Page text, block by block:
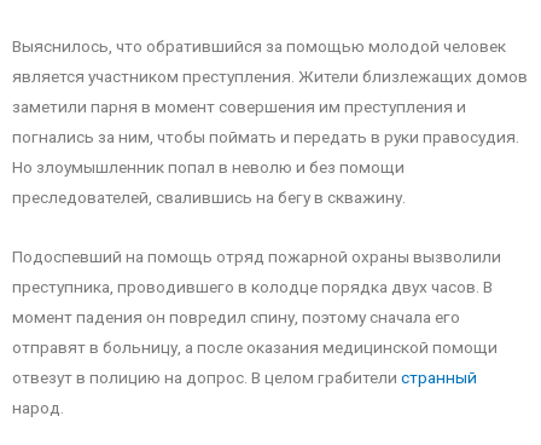
Выяснилось, что обратившийся за помощью молодой человек
является участником преступления. Жители близлежащих домов
заметили парня в момент совершения им преступления и
погнались за ним, чтобы поймать и передать в руки правосудия.
Но злоумышленник попал в неволю и без помощи
преследователей, свалившись на бегу в скважину.
Подоспевший на помощь отряд пожарной охраны вызволили
преступника, проводившего в колодце порядка двух часов. В
момент падения он повредил спину, поэтому сначала его
отправят в больницу, а после оказания медицинской помощи
отвезут в полицию на допрос. В целом грабители странный
народ.